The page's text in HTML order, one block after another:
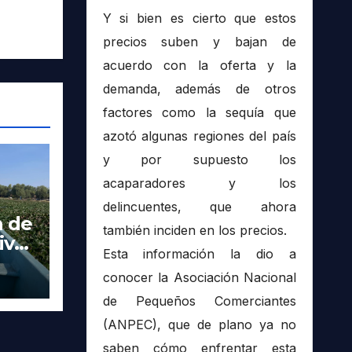
de
Y si bien es cierto que estos
precios suben y bajan de
acuerdo con la oferta y la
demanda, además de otros
factores como la sequía que
azotó algunas regiones del país
y por supuesto los
acaparadores y los
delincuentes, que ahora
también inciden en los precios.
Esta información la dio a
conocer la Asociación Nacional
de Pequeños Comerciantes
(ANPEC), que de plano ya no
saben cómo enfrentar esta